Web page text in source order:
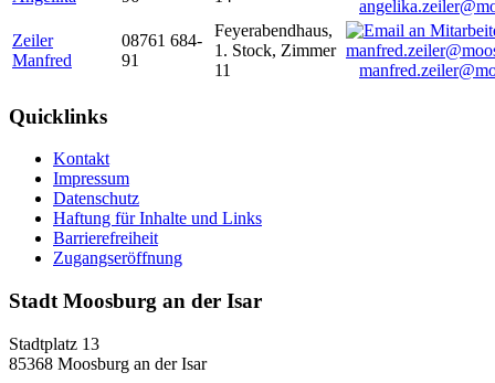
Zeiler
Manfred
08761 684-
91
Feyerabendhaus,
1. Stock, Zimmer
11
Quicklinks
Kontakt
Impressum
Datenschutz
Haftung für Inhalte und Links
Barrierefreiheit
Zugangseröffnung
Stadt Moosburg an der Isar
Stadtplatz 13
85368 Moosburg an der Isar